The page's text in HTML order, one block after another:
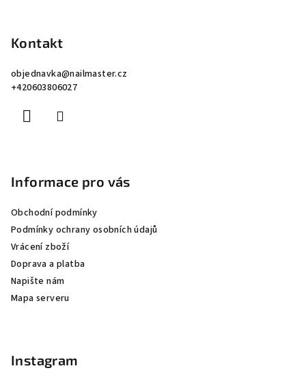
Kontakt
objednavka@nailmaster.cz
+420603806027
Informace pro vás
Obchodní podmínky
Podmínky ochrany osobních údajů
Vrácení zboží
Doprava a platba
Napište nám
Mapa serveru
Instagram